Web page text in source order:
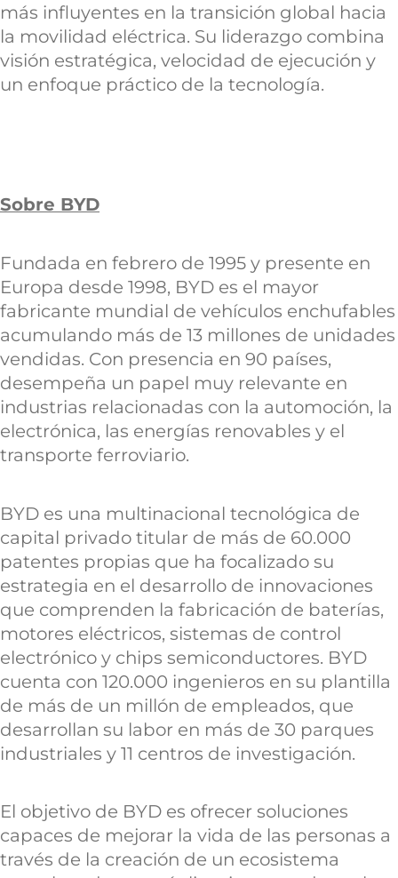
más influyentes en la transición global hacia
la movilidad eléctrica. Su liderazgo combina
visión estratégica, velocidad de ejecución y
un enfoque práctico de la tecnología.
Sobre BYD
Fundada en febrero de 1995 y presente en
Europa desde 1998, BYD es el mayor
fabricante mundial de vehículos enchufables
acumulando más de 13 millones de unidades
vendidas. Con presencia en 90 países,
desempeña un papel muy relevante en
industrias relacionadas con la automoción, la
electrónica, las energías renovables y el
transporte ferroviario.
BYD es una multinacional tecnológica de
capital privado titular de más de 60.000
patentes propias que ha focalizado su
estrategia en el desarrollo de innovaciones
que comprenden la fabricación de baterías,
motores eléctricos, sistemas de control
electrónico y chips semiconductores. BYD
cuenta con 120.000 ingenieros en su plantilla
de más de un millón de empleados, que
desarrollan su labor en más de 30 parques
industriales y 11 centros de investigación.
El objetivo de BYD es ofrecer soluciones
capaces de mejorar la vida de las personas a
través de la creación de un ecosistema